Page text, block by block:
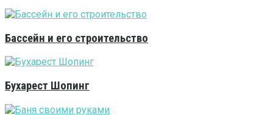
Бассейн и его строительство
Бухарест Шопинг